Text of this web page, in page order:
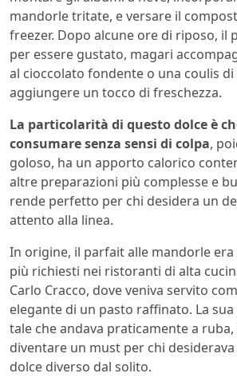
mandorle tritate, e versare il
freezer. Dopo alcune ore di riposo, il
per essere gustato, magari
al cioccolato fondente o una coulis
aggiungere un tocco di freschezza.
La particolarità di questo dolce è
consumare senza sensi di colpa,
goloso, ha un apporto calorico
altre preparazioni più complesse e
rende perfetto per chi desidera un
attento alla linea.
In origine, il parfait alle mandorle
più richiesti nei ristoranti di alta
Carlo Cracco, dove veniva servito
elegante di un pasto raffinato. La
tale che andava praticamente a
diventare un must per chi
dolce diverso dal solito.